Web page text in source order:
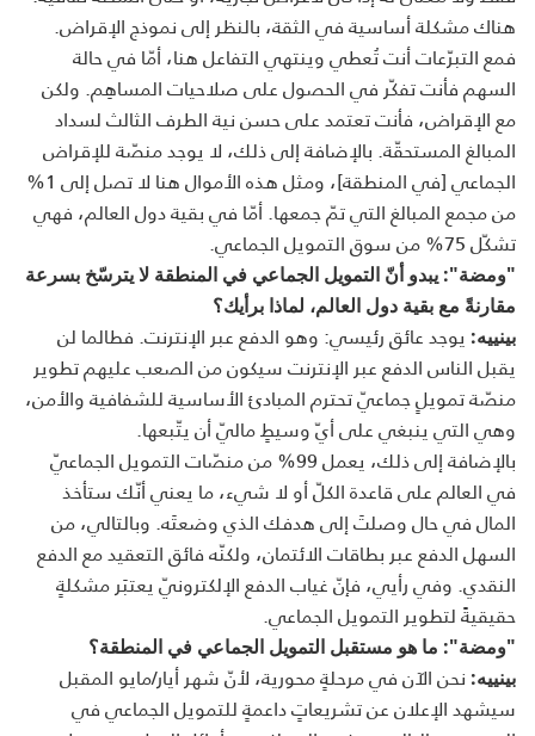
هناك مشكلة أساسية في الثقة، بالنظر إلى نموذج الإقراض.
فمع التبرّعات أنت تُعطي وينتهي التفاعل هنا، أمّا في حالة
السهم فأنت تفكّر في الحصول على صلاحيات المساهِم. ولكن
مع الإقراض، فأنت تعتمد على حسن نية الطرف الثالث لسداد
المبالغ المستحقّة. بالإضافة إلى ذلك، لا يوجد منصّة للإقراض
الجماعي [في المنطقة]، ومثل هذه الأموال هنا لا تصل إلى 1%
من مجمع المبالغ التي تمّ جمعها. أمّا في بقية دول العالم، فهي
تشكّل 75% من سوق التمويل الجماعي.
"ومضة": يبدو أنّ التمويل الجماعي في المنطقة لا يترسّخ بسرعة
مقارنةً مع بقية دول العالم، لماذا برأيك؟
بينييه: يوجد عائق رئيسي: وهو الدفع عبر الإنترنت. فطالما لن
يقبل الناس الدفع عبر الإنترنت سيكون من الصعب عليهم تطوير
منصّة تمويلٍ جماعيّ تحترم المبادئ الأساسية للشفافية والأمن،
وهي التي ينبغي على أيّ وسيطٍ ماليّ أن يتّبعها.
بالإضافة إلى ذلك، يعمل 99% من منصّات التمويل الجماعيّ
في العالم على قاعدة الكلّ أو لا شيء، ما يعني أنّك ستأخذ
المال في حال وصلتَ إلى هدفك الذي وضعتَه. وبالتالي، من
السهل الدفع عبر بطاقات الائتمان، ولكنّه فائق التعقيد مع الدفع
النقدي. وفي رأيي، فإنّ غياب الدفع الإلكترونيّ يعتبَر مشكلةٍ
حقيقيةً لتطوير التمويل الجماعي.
"ومضة": ما هو مستقبل التمويل الجماعي في المنطقة؟
بينييه: نحن الآن في مرحلةٍ محورية، لأنّ شهر أيار/مايو المقبل
سيشهد الإعلان عن تشريعاتٍ داعمةٍ للتمويل الجماعي في